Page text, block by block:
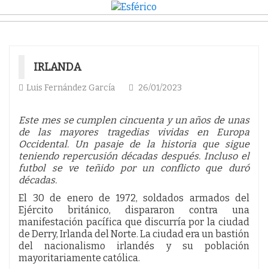
IRLANDA
Luis Fernández García 26/01/2023
Este mes se cumplen cincuenta y un años de unas
de las mayores tragedias vividas en Europa
Occidental. Un pasaje de la historia que sigue
teniendo repercusión décadas después. Incluso el
futbol se ve teñido por un conflicto que duró
décadas.
El 30 de enero de 1972, soldados armados del
Ejército británico, dispararon contra una
manifestación pacífica que discurría por la ciudad
de Derry, Irlanda del Norte. La ciudad era un bastión
del nacionalismo irlandés y su población
mayoritariamente católica.